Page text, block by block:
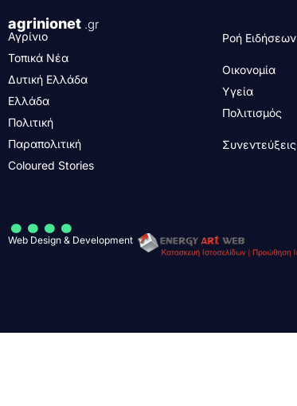
agrinionet .gr
Αγρίνιο
Τοπικά Νέα
Δυτική Ελλάδα
Ελλάδα
Πολιτική
Παραπολιτική
Coloured Stories
Ροή Ειδήσεων
Οικονομία
Υγεία
Πολιτισμός
Συνεντεύξεις
....
Web Design & Development